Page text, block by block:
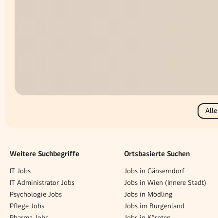
Alle
Weitere Suchbegriffe
IT Jobs
IT Administrator Jobs
Psychologie Jobs
Pflege Jobs
Ortsbasierte Suchen
Jobs in Gänserndorf
Jobs in Wien (Innere Stadt)
Jobs in Mödling
Jobs im Burgenland